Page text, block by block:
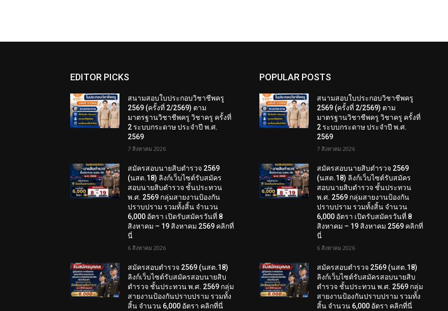
EDITOR PICKS
สนามสอบใบประกอบวิชาชีพครู
2569 (ครั้งที่ 2/2569) ตาม
มาตรฐานวิชาชีพครู วิชาครู ครั้งที่
2 ระบบกระดาษ ประจำปี พ.ศ.
2569
7 สิงหาคม 2026
สมัครสอบนายสิบตำรวจ 2569
(นสต.18) ลิงก์เว็บไซต์รับสมัคร
สอบนายสิบตำรวจ ชั้นประทวน
พ.ศ. 2569 กลุ่มสายงานป้องกัน
ปราบปราม รวมทั้งสิ้น จำนวน
6,000 อัตรา เปิดรับสมัครวันที่ 8
สิงหาคม – 19 สิงหาคม 2569 คลิกที่
นี่
6 สิงหาคม 2026
สมัครสอบตํารวจ 2569 (นสต.18)
ลิงก์เว็บไซต์รับสมัครสอบนายสิบ
ตำรวจ ชั้นประทวน พ.ศ. 2569 กลุ่ม
สายงานป้องกันปราบปราม รวมทั้ง
สิ้น จำนวน 6,000 อัตรา คลิกที่นี่
POPULAR POSTS
สนามสอบใบประกอบวิชาชีพครู
2569 (ครั้งที่ 2/2569) ตาม
มาตรฐานวิชาชีพครู วิชาครู ครั้งที่
2 ระบบกระดาษ ประจำปี พ.ศ.
2569
7 สิงหาคม 2026
สมัครสอบนายสิบตำรวจ 2569
(นสต.18) ลิงก์เว็บไซต์รับสมัคร
สอบนายสิบตำรวจ ชั้นประทวน
พ.ศ. 2569 กลุ่มสายงานป้องกัน
ปราบปราม รวมทั้งสิ้น จำนวน
6,000 อัตรา เปิดรับสมัครวันที่ 8
สิงหาคม – 19 สิงหาคม 2569 คลิกที่
นี่
6 สิงหาคม 2026
สมัครสอบตํารวจ 2569 (นสต.18)
ลิงก์เว็บไซต์รับสมัครสอบนายสิบ
ตำรวจ ชั้นประทวน พ.ศ. 2569 กลุ่ม
สายงานป้องกันปราบปราม รวมทั้ง
สิ้น จำนวน 6,000 อัตรา คลิกที่นี่